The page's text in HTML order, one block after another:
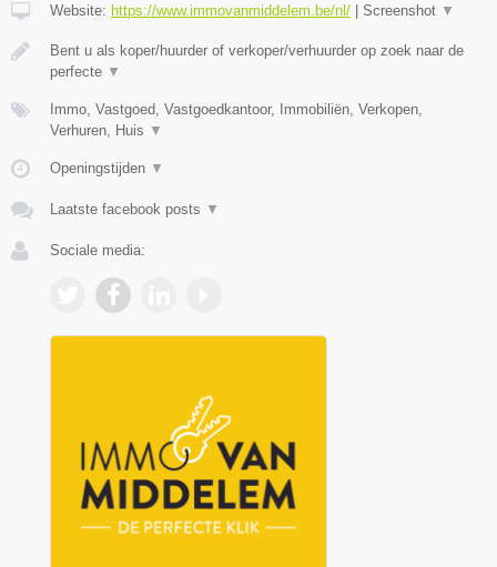
Website: https://www.immovanmiddelem.be/nl/ Screenshot ▼
Bent u als koper/huurder of verkoper/verhuurder op zoek naar de
perfecte ▼
Immo, Vastgoed, Vastgoedkantoor, Immobiliën, Verkopen,
Verhuren, Huis ▼
Openingstijden ▼
Laatste facebook posts ▼
Sociale media: